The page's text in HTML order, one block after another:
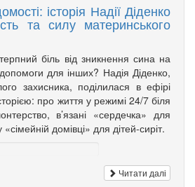
історія Надії Діденко
та силу материнського
біль від зникнення сина на
для інших? Надія Діденко,
захисника, поділилася в ефірі
про життя у режимі 24/7 біля
в’язані «сердечка» для
«сімейній домівці» для дітей-сиріт.
Читати далі